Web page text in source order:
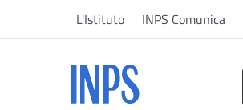
L'Istituto INPS Comunica